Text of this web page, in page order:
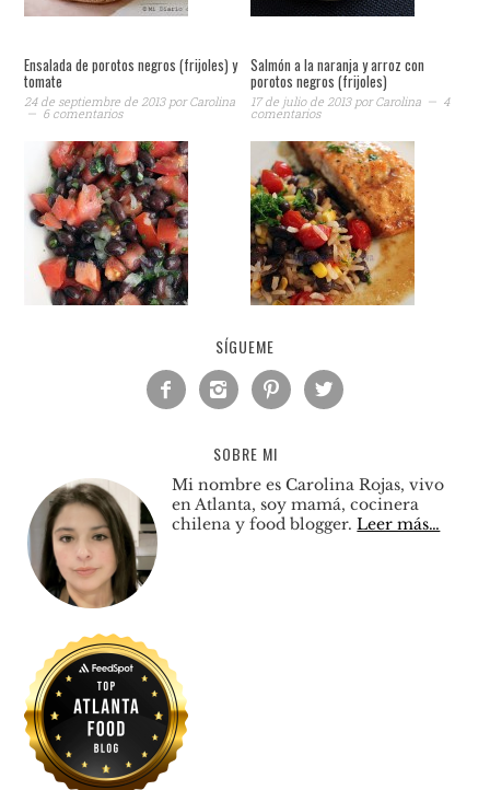
Ensalada de porotos negros (frijoles) y
tomate
24 de septiembre de 2013porCarolina
6 comentarios
Salmón a la naranja y arroz con
porotos negros (frijoles)
17 de julio de 2013porCarolina 4
comentarios
SÍGUEME
   
SOBRE MI
Mi nombre es Carolina Rojas, vivo
en Atlanta, soy mamá, cocinera
chilena y food blogger.Leer más…